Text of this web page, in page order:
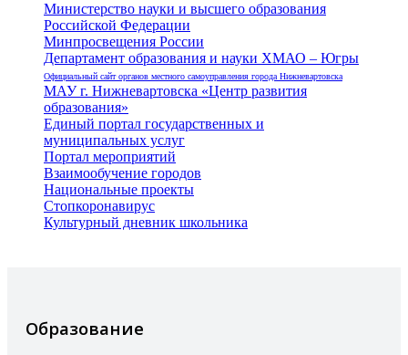
Министерство науки и высшего образования
Российской Федерации
Минпросвещения России
Департамент образования и науки ХМАО – Югры
Официальный сайт органов местного самоуправления города Нижневартовска
МАУ г. Нижневартовска «Центр развития
образования»
Единый портал государственных и
муниципальных услуг
Портал мероприятий
Взаимообучение городов
Национальные проекты
Стопкоронавирус
Культурный дневник школьника
Образование